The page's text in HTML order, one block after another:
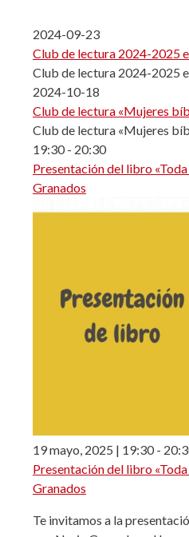
2024-09-23
Club de lectura 2024-2025
Club de lectura 2024-2025
2024-10-18
Club de lectura «Mujeres
Club de lectura «Mujeres
19:30- 20:30
Presentación del libro
Granados
19 mayo, 2025 | 19:30-
Presentación del libro
Granados
Te invitamos a la